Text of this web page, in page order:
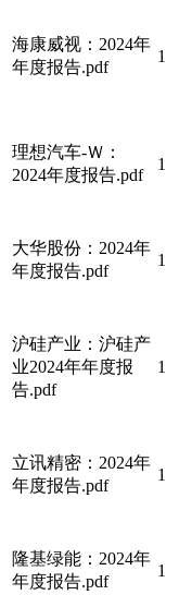
海康威视：2024年
年度报告.pdf
1
理想汽车-Ｗ：
2024年度报告.pdf
1
大华股份：2024年
年度报告.pdf
1
沪硅产业：沪硅产
业2024年年度报
告.pdf
1
立讯精密：2024年
年度报告.pdf
1
隆基绿能：2024年
年度报告.pdf
1